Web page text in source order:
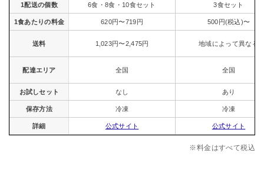
1配送の個数 6食・8食・10食セット 3食セット
1食あたりの料金 620円〜719円 500円(税込)〜
送料 1,023円〜2,475円 地域によって異なる
配達エリア 全国 全国
お試しセット なし あり
保存方法 冷凍 冷凍
詳細 公式サイト 公式サイト
※料金はすべて税込